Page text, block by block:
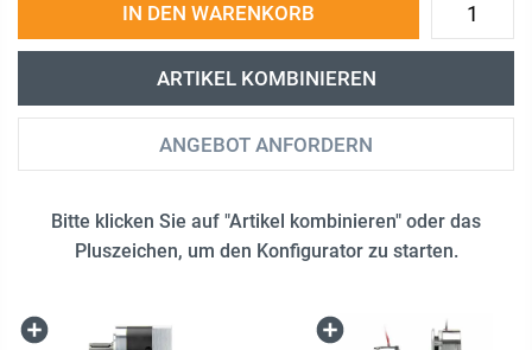
IN DEN WARENKORB
ARTIKEL KOMBINIEREN
ANGEBOT ANFORDERN
Bitte klicken Sie auf "Artikel kombinieren" oder das
Pluszeichen, um den Konfigurator zu starten.